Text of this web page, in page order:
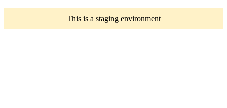
This is a staging environment